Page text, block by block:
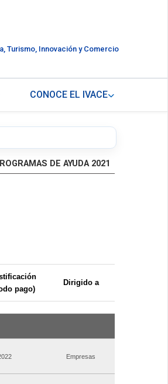
Turismo, Innovación y Comercio
CONOCE EL IVACE
DE AYUDA 2021
pago)
Dirigido a
Empresas